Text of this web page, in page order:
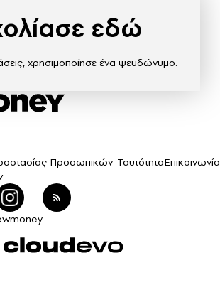
εδώ
χρησιμοποίησε ένα ψευδώνυμο.
Προσωπικών ΤαυτότηταΕπικοινωνία